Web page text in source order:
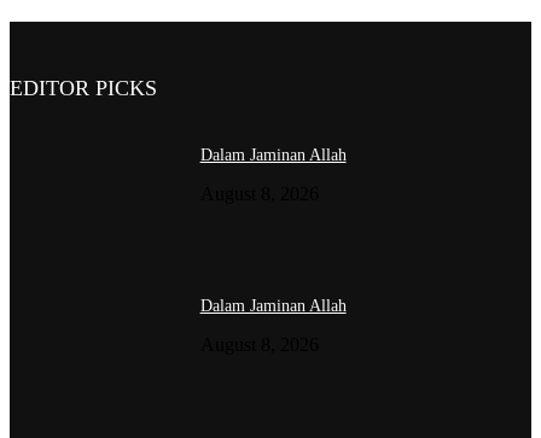
EDITOR PICKS
Dalam Jaminan Allah
Dalam Jaminan Allah